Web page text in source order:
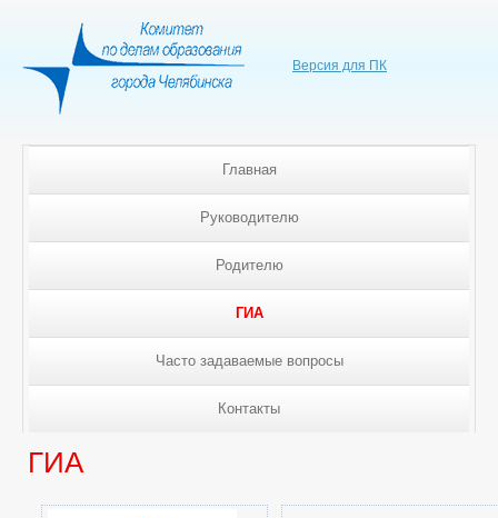
Версия для ПК
Главная
Руководителю
Родителю
ГИА
Часто задаваемые вопросы
Контакты
ГИА